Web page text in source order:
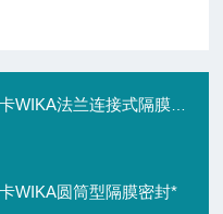
法兰连接式隔膜密封*
WIKA圆筒型隔膜密封*